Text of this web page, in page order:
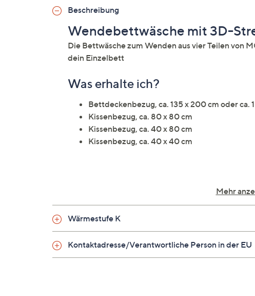
Beschreibung
Wendebettwäsche mit 3D-
Die Bettwäsche zum Wenden aus vier Teilen von
dein Einzelbett
Was erhalte ich?
Bettdeckenbezug, ca. 135 x 200 cm oder ca.
Kissenbezug, ca. 80 x 80 cm
Kissenbezug, ca. 40 x 80 cm
Kissenbezug, ca. 40 x 40 cm
Wendebettwäsche für ein Einzelbett
Mikrofaser Chinchilla-Optik
Design Vorderseite: 3D-Streifen diagonal
Design Rückseite: uni
Wärmestufe: K
Mehr
Wärmestufe K
Kontaktadresse/Verantwortliche Person in der EU